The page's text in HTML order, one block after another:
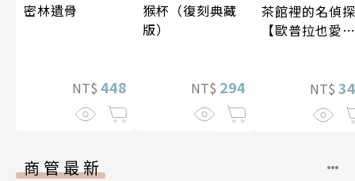
密林遺骨
NT$ 448
猴杯（復刻典藏
版）
NT$ 294
茶館裡的名偵探
【歐普拉也愛！
《茶館裡的嫌疑
人》續作】
NT$
商管最新